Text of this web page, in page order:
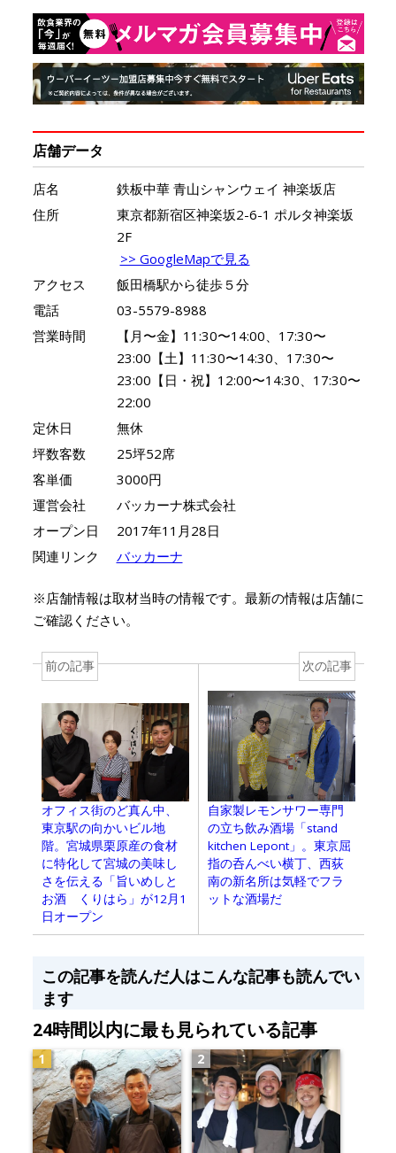
店舗データ
店名
鉄板中華 青山シャンウェイ 神楽坂店
住所
東京都新宿区神楽坂2-6-1 ポルタ神楽坂
2F
>> GoogleMapで見る
アクセス
飯田橋駅から徒歩５分
電話
03-5579-8988
営業時間
【月〜金】11:30〜14:00、17:30〜
23:00【土】11:30〜14:30、17:30〜
23:00【日・祝】12:00〜14:30、17:30〜
22:00
定休日
無休
坪数客数
25坪52席
客単価
3000円
運営会社
バッカーナ株式会社
オープン日
2017年11月28日
関連リンク
バッカーナ
※店舗情報は取材当時の情報です。最新の情報は店舗に
ご確認ください。
前の記事
オフィス街のど真ん中、
東京駅の向かいビル地
階。宮城県栗原産の食材
に特化して宮城の美味し
さを伝える「旨いめしと
お酒 くりはら」が12月1
日オープン
次の記事
自家製レモンサワー専門
の立ち飲み酒場「stand
kitchen Lepont」。東京屈
指の呑んべい横丁、西荻
南の新名所は気軽でフラ
ットな酒場だ
この記事を読んだ人はこんな記事も読んでい
ます
24時間以内に最も見られている記事